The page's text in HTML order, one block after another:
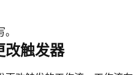
改触发器